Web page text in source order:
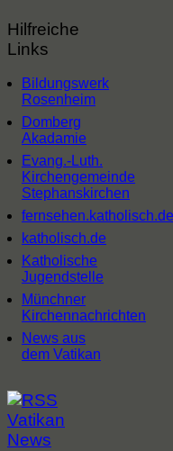
Hilfreiche
Links
Bildungswerk
Rosenheim
Domberg
Akadamie
Evang.-Luth.
Kirchengemeinde
Stephanskirchen
fernsehen.katholisch.de
katholisch.de
Katholische
Jugendstelle
Münchner
Kirchennachrichten
News aus
dem Vatikan
Vatikan
News